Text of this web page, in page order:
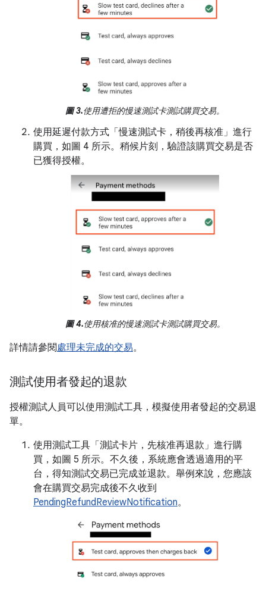
圖 3.使用遭拒的慢速測試卡測試購買交易。
使用延遲付款方式「慢速測試卡，稍後再核准」 進行
購買，如圖 4 所示。稍候片刻，驗證該購買交易是否
已獲得授權。
圖 4.使用核准的慢速測試卡測試購買交易。
詳情請參閱處理未完成的交易。
測試使用者發起的退款
授權測試人員可以使用測試工具，模擬使用者發起的交易退
單。
使用測試工具「測試卡片，先核准再退款」 進行購
買，如圖 5 所示。不久後，系統應會透過適用的平
台，得知測試交易已完成並退款。舉例來說，您應該
會在購買交易完成後不久收到
PendingRefundReviewNotification。